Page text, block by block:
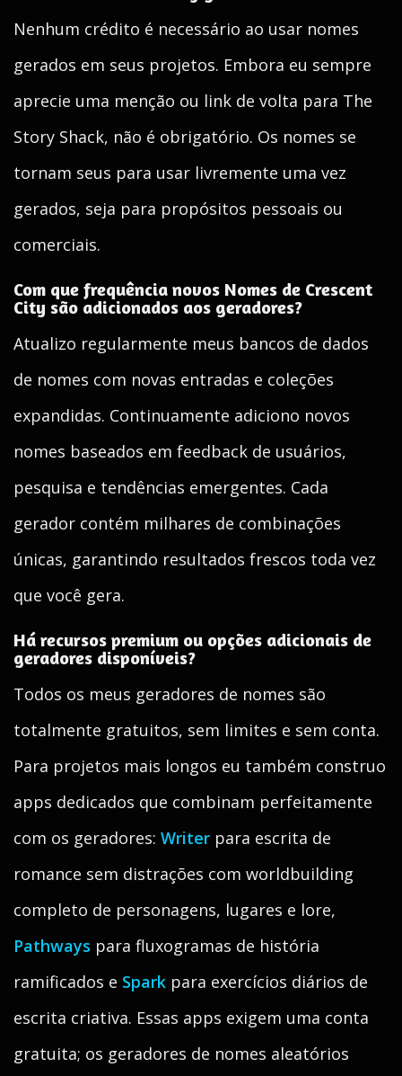
Nenhum crédito é necessário ao usar nomes
gerados em seus projetos. Embora eu sempre
aprecie uma menção ou link de volta para The
Story Shack, não é obrigatório. Os nomes se
tornam seus para usar livremente uma vez
gerados, seja para propósitos pessoais ou
comerciais.
Com que frequência novos Nomes de Crescent
City são adicionados aos geradores?
Atualizo regularmente meus bancos de dados
de nomes com novas entradas e coleções
expandidas. Continuamente adiciono novos
nomes baseados em feedback de usuários,
pesquisa e tendências emergentes. Cada
gerador contém milhares de combinações
únicas, garantindo resultados frescos toda vez
que você gera.
Há recursos premium ou opções adicionais de
geradores disponíveis?
Todos os meus geradores de nomes são
totalmente gratuitos, sem limites e sem conta.
Para projetos mais longos eu também construo
apps dedicados que combinam perfeitamente
com os geradores: Writer para escrita de
romance sem distrações com worldbuilding
completo de personagens, lugares e lore,
Pathways para fluxogramas de história
ramificados e Spark para exercícios diários de
escrita criativa. Essas apps exigem uma conta
gratuita; os geradores de nomes aleatórios